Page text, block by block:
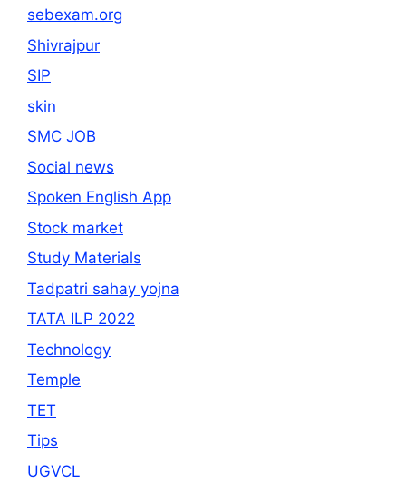
sebexam.org
Shivrajpur
SIP
skin
SMC JOB
Social news
Spoken English App
Stock market
Study Materials
Tadpatri sahay yojna
TATA ILP 2022
Technology
Temple
TET
Tips
UGVCL